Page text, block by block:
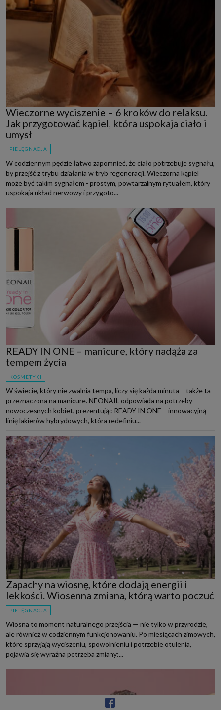
Wieczorne wyciszenie – 6 kroków do relaksu.
Jak przygotować kąpiel, która uspokaja ciało i
umysł
PIELĘGNACJA
W codziennym pędzie łatwo zapomnieć, że ciało potrzebuje sygnału,
by przejść z trybu działania w tryb regeneracji. Wieczorna kąpiel
może być takim sygnałem - prostym, powtarzalnym rytuałem, który
uspokaja układ nerwowy i przygoto...
READY IN ONE – manicure, który nadąża za
tempem życia
KOSMETYKI
W świecie, który nie zwalnia tempa, liczy się każda minuta – także ta
przeznaczona na manicure. NEONAIL odpowiada na potrzeby
nowoczesnych kobiet, prezentując READY IN ONE – innowacyjną
linię lakierów hybrydowych, która redefiniu...
Zapachy na wiosnę, które dodają energii i
lekkości. Wiosenna zmiana, którą warto poczuć
PIELĘGNACJA
Wiosna to moment naturalnego przejścia — nie tylko w przyrodzie,
ale również w codziennym funkcjonowaniu. Po miesiącach zimowych,
które sprzyjają wyciszeniu, spowolnieniu i potrzebie otulenia,
pojawia się wyraźna potrzeba zmiany:...